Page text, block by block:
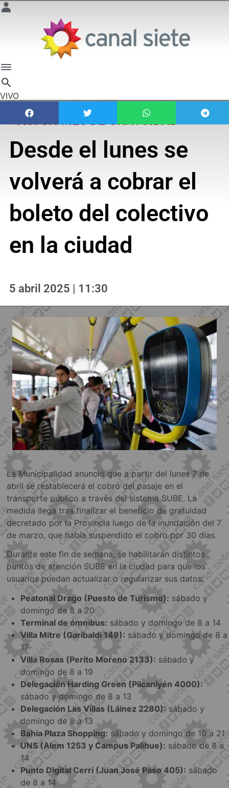
VIVO
CASI UN MES DE GRATUIDAD
Desde el lunes se
volverá a cobrar el
boleto del colectivo
en la ciudad
5 abril 2025 | 11:30
La Municipalidad anunció que a partir del lunes 7 de
abril se restablecerá el cobro del pasaje en el
transporte público a través del sistema SUBE. La
medida llega tras finalizar el beneficio de gratuidad
decretado por la Provincia luego de la inundación del 7
de marzo, que había suspendido el cobro por 30 días.
Durante este fin de semana, se habilitarán distintos
puntos de atención SUBE en la ciudad para que los
usuarios puedan actualizar o regularizar sus datos:
Peatonal Drago (Puesto de Turismo): sábado y
domingo de 8 a 20
Terminal de ómnibus: sábado y domingo de 8 a 14
Villa Mitre (Garibaldi 149): sábado y domingo de 8 a
17
Villa Rosas (Perito Moreno 2133): sábado y
domingo de 8 a 19
Delegación Harding Green (Pilcaniyén 4000):
sábado y domingo de 8 a 13
Delegación Las Villas (Láinez 2280):sábado y
domingo de 8 a 13
Bahía Plaza Shopping: sábado y domingo de 10 a 21
UNS (Alem 1253 y Campus Palihue): sábado de 8 a
14
Punto Digital Cerri (Juan José Paso 405): sábado
de 8 a 14